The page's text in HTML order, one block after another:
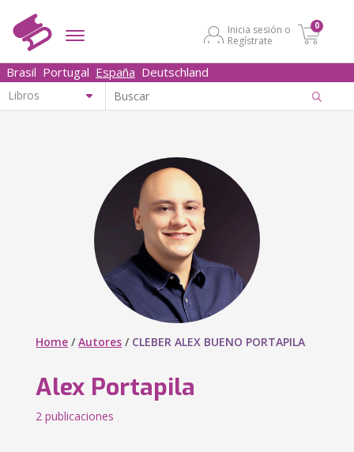
Inicia sesión o
Regístrate
0
Brasil Portugal España Deutschland
Home /Autores / CLEBER ALEX BUENO PORTAPILA
Alex Portapila
2 publicaciones